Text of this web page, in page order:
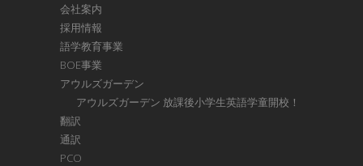
会社案内
採用情報
語学教育事業
BOE事業
アウルズガーデン
アウルズガーデン 放課後小学生英語学童開校！
翻訳
通訳
PCO